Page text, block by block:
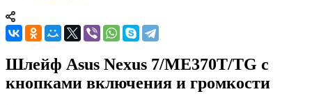
Шлейф Asus Nexus 7/ME370T/TG с
кнопками включения и громкости